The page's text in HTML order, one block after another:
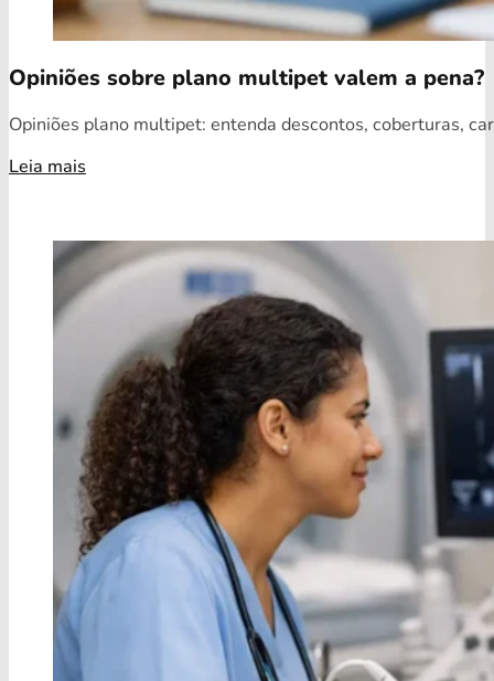
Opiniões sobre plano multipet valem a pena?
Opiniões plano multipet: entenda descontos, coberturas,
Leia mais